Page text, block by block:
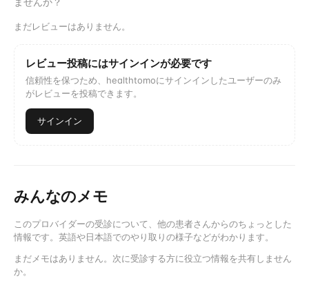
まだレビューはありません。
レビュー投稿にはサインインが必要です
信頼性を保つため、healthtomoにサインインしたユーザーのみ
がレビューを投稿できます。
サインイン
みんなのメモ
このプロバイダーの受診について、他の患者さんからのちょっとした
情報です。英語や日本語でのやり取りの様子などがわかります。
まだメモはありません。次に受診する方に役立つ情報を共有しません
か。